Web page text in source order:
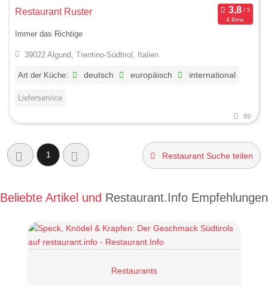
Restaurant Ruster
4 Bew.
Immer das Richtige
39022 Algund, Trentino-Südtirol, Italien
Art der Küche: deutsch europäisch international
Lieferservice
89
1 Restaurant Suche teilen
Beliebte Artikel und Restaurant.Info Empfehlungen
Restaurants